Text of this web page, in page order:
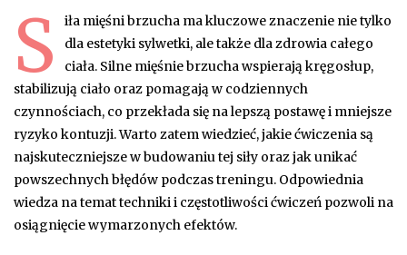
S
iła mięśni brzucha ma kluczowe znaczenie nie tylko
dla estetyki sylwetki, ale także dla zdrowia całego
ciała. Silne mięśnie brzucha wspierają kręgosłup,
stabilizują ciało oraz pomagają w codziennych
czynnościach, co przekłada się na lepszą postawę i mniejsze
ryzyko kontuzji. Warto zatem wiedzieć, jakie ćwiczenia są
najskuteczniejsze w budowaniu tej siły oraz jak unikać
powszechnych błędów podczas treningu. Odpowiednia
wiedza na temat techniki i częstotliwości ćwiczeń pozwoli na
osiągnięcie wymarzonych efektów.